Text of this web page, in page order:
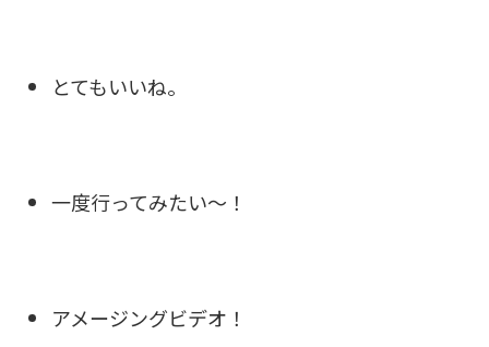
とてもいいね。
一度行ってみたい～！
アメージングビデオ！